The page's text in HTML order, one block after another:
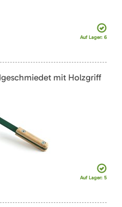
Auf Lager: 6
mit Holzgriff
Auf Lager: 5